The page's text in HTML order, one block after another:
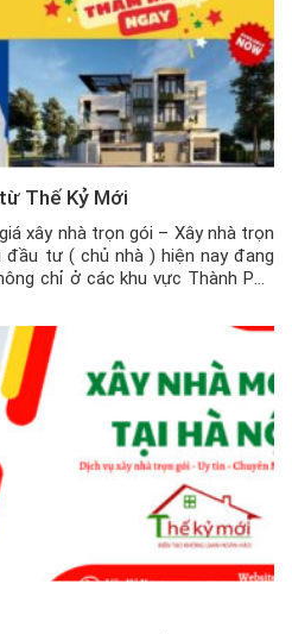
Thế Kỷ Mới
xây nhà trọn gói – Xây nhà trọn
tư ( chủ nhà ) hiện nay đang
chỉ ở các khu vực Thành Phố